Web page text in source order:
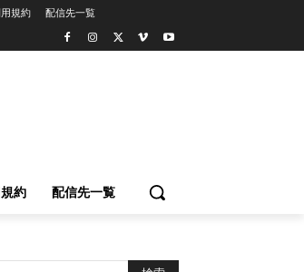
規約 配信先一覧
約 配信先一覧